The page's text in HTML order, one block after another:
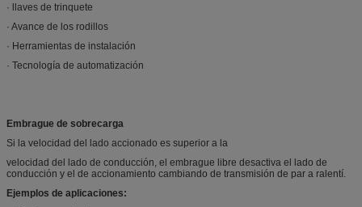
· llaves de trinquete
· Avance de los rodillos
· Herramientas de instalación
· Tecnología de automatización
Embrague de sobrecarga
Si la velocidad del lado accionado es superior a la
velocidad del lado de conducción, el embrague libre desactiva el lado de
conducción y el de accionamiento cambiando de transmisión de par a ralentí.
Ejemplos de aplicaciones: